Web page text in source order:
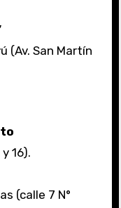
(Av. San Martín
16).
(calle 7 N°